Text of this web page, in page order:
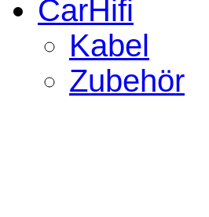
CarHifi
Kabel
Zubehör